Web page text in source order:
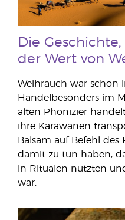
Die
der Wert von
Weihrauch war schon
Handelbesonders im
alten Phönizier
ihre Karawanen
Balsam auf Befehl des
damit zu tun haben,
in Ritualen nutzten
war.